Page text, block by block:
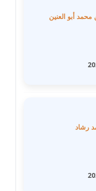
أبو العنين
رشاد